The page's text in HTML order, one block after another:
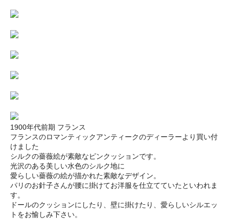
1900年代前期 フランス
フランスのロマンティックアンティークのディーラーより買い付
けました
シルクの薔薇絵が素敵なピンクッションです。
光沢のある美しい水色のシルク地に
愛らしい薔薇の絵が描かれた素敵なデザイン。
パリのお針子さんが腰に掛けてお洋服を仕立てていたといわれま
す。
ドールのクッションにしたり、壁に掛けたり、愛らしいシルエッ
トをお愉しみ下さい。